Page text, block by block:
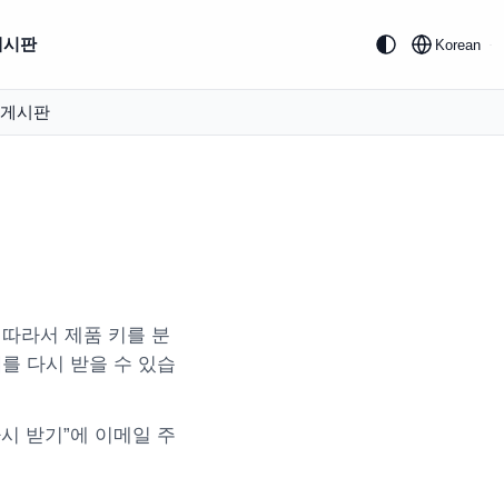
시판 Korean
게시판
라서 제품 키를 분
다시 받을 수 있습
받기”에 이메일 주